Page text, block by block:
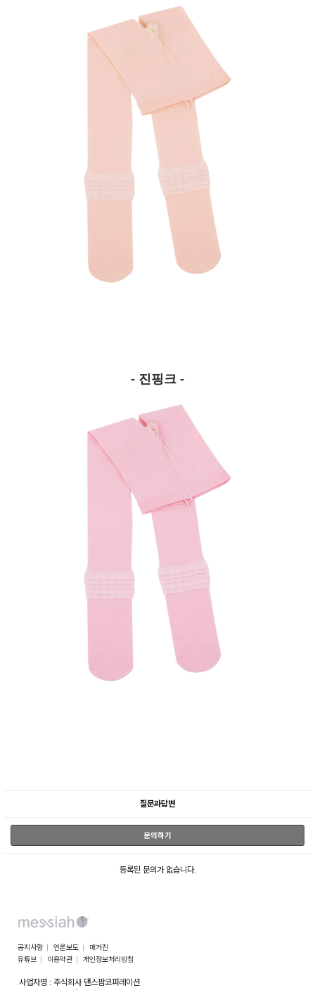
- 진핑크 -
질문과답변
문의하기
등록된 문의가 없습니다.
공지사항 언론보도
매거진
유튜브
이용약관 개인정보처리방침
사업자명 : 주식회사 댄스팜코퍼레이션